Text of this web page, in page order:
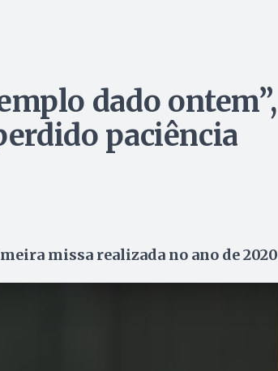
dado ontem”,
paciência
missa realizada no ano de 2020